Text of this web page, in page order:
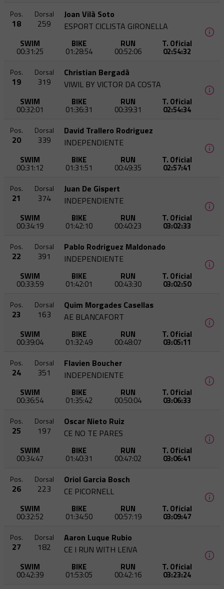
Pos.
18
Dorsal
259
Joan Vilà Soto
ESPORT CICLISTA GIRONELLA
SWIM
00:31:25
BIKE
01:28:54
RUN
00:52:06
T. Oficial
02:54:32
Pos.
19
Dorsal
319
Christian Bergadà
VIWIL BY VICTOR DA COSTA
SWIM
00:32:01
BIKE
01:36:31
RUN
00:39:31
T. Oficial
02:54:34
Pos.
20
Dorsal
339
David Trallero Rodriguez
INDEPENDIENTE
SWIM
00:31:12
BIKE
01:31:51
RUN
00:49:35
T. Oficial
02:57:41
Pos.
21
Dorsal
374
Juan De Gispert
INDEPENDIENTE
SWIM
00:34:19
BIKE
01:42:10
RUN
00:40:23
T. Oficial
03:02:33
Pos.
22
Dorsal
391
Pablo Rodriguez Maldonado
INDEPENDIENTE
SWIM
00:33:59
BIKE
01:42:01
RUN
00:43:30
T. Oficial
03:02:50
Pos.
23
Dorsal
163
Quim Morgades Casellas
AE BLANCAFORT
SWIM
00:39:04
BIKE
01:32:49
RUN
00:48:07
T. Oficial
03:05:11
Pos.
24
Dorsal
351
Flavien Boucher
INDEPENDIENTE
SWIM
00:36:54
BIKE
01:35:42
RUN
00:50:04
T. Oficial
03:06:33
Pos.
25
Dorsal
197
Oscar Nieto Ruiz
CE NO TE PARES
SWIM
00:34:47
BIKE
01:40:31
RUN
00:47:02
T. Oficial
03:06:41
Pos.
26
Dorsal
223
Oriol Garcia Bosch
CE PICORNELL
SWIM
00:32:52
BIKE
01:34:50
RUN
00:57:19
T. Oficial
03:09:47
Pos.
27
Dorsal
182
Aaron Luque Rubio
CE I RUN WITH LEIVA
SWIM
00:42:39
BIKE
01:53:05
RUN
00:42:16
T. Oficial
03:23:24